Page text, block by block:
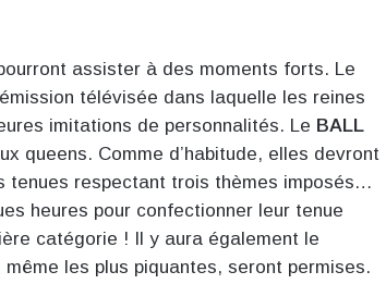
assister à des moments forts. Le
télévisée dans laquelle les reines
imitations de personnalités. Le BALL
queens. Comme d’habitude, elles devront
tenues respectant trois thèmes imposés…
heures pour confectionner leur tenue
catégorie ! Il y aura également le
les plus piquantes, seront permises.